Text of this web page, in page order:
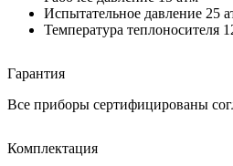
Испытательное давление 25
Температура теплоносителя
Гарантия
Все приборы сертифицированы
Комплектация